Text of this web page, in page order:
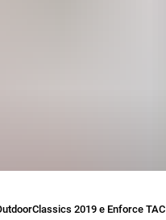
2019 e Enforce TAC